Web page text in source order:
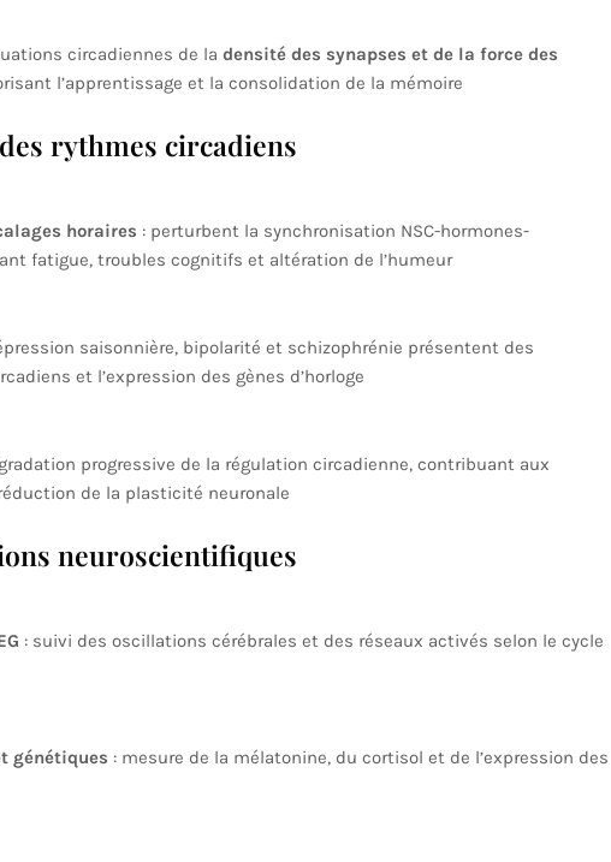
circadiennes de la densité des synapses et de la force des
l’apprentissage et la consolidation de la mémoire
rythmes circadiens
horaires : perturbent la synchronisation NSC-hormones-
fatigue, troubles cognitifs et altération de l’humeur
saisonnière, bipolarité et schizophrénie présentent des
et l’expression des gènes d’horloge
progressive de la régulation circadienne, contribuant aux
de la plasticité neuronale
neuroscientifiques
: suivi des oscillations cérébrales et des réseaux activés selon le cycle
génétiques : mesure de la mélatonine, du cortisol et de l’expression des